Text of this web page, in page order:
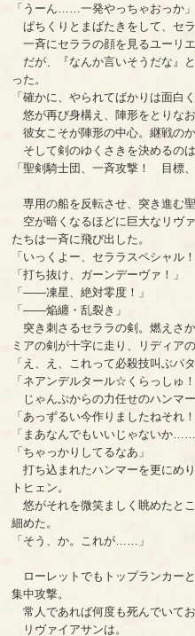
「うーん……一発やっちゃおっか」
ぱちくりとまばたきをして、セラ
一斉にセララの顔を見るユーリエ
だが、『なんか言いそうだな』
った。
「確かに、やられてばかりは面白
悠が再び身構え、陣形をとりなお
彼女こそが陣形の中心。継戦のか
そして剣のゆくさきを決めるの
「聖剣騎士団、一斉攻撃！ 目標
専用の船を反転させ、突き進む聖
空が暗くなるほどに巨大なリヴ
たちは一斉に飛び出した。
「いっくよー、セララスペシャル！
「打ち抜け、ガーンデーヴァ！」
「――凍星、絶対零度！」
「――焔纏・乱裂き」
突き刺さるセララの剣。燃えさ
ミアの剣が十字に走り、リディア
「え、え、これって必殺技叫ぶパ
「ネアンデルタール☆くらっしゅ！
じゃんぷからの力任せのハンマー
「あっずるい今作りましたねそれ！
「まあなんでもいいじゃないか
「ちゃっかりしてるなあ」
打ち込まれたハンマーを更にめ
トヒェン。
悠がそれを微笑ましく眺めたと
細めた。
「そう、か。これが……」
ローレットでもトップランカー
集中攻撃。
常人であれば何度も死んでいて
リヴァイアサンは。